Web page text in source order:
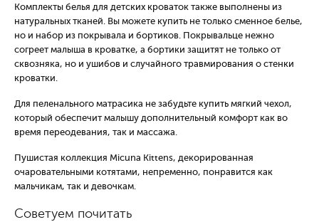
Комплекты белья для детских кроваток также выполнены из
натуральных тканей. Вы можете купить не только сменное белье,
но и набор из покрывала и бортиков. Покрывальце нежно
согреет малыша в кроватке, а бортики защитят не только от
сквозняка, но и ушибов и случайного травмирования о стенки
кроватки.
Для пеленального матрасика не забудьте купить мягкий чехол,
который обеспечит малышу дополнительный комфорт как во
время переодевания, так и массажа.
Пушистая коллекция Micuna Kittens, декорированная
очаровательными котятами, непременно, понравится как
мальчикам, так и девочкам.
Советуем почитать